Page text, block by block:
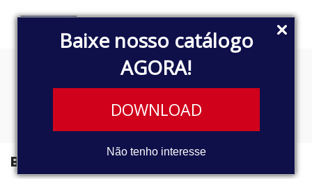
Baixe nosso catálogo
AGORA!
DOWNLOAD
Não tenho interesse
TJG919501B
Buscar Produtos